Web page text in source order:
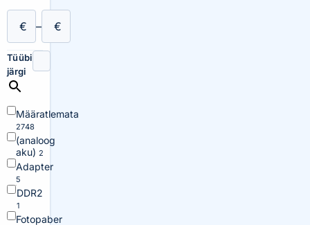
€ – €
Tüübi
järgi
Määratlemata
2748
(analoog
aku) 2
Adapter
5
DDR2
1
Fotopaber